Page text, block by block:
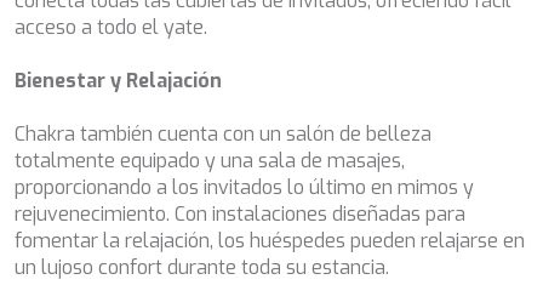
acceso a todo el yate.
Bienestar y Relajación
Chakra también cuenta con un salón de belleza
totalmente equipado y una sala de masajes,
proporcionando a los invitados lo último en mimos y
rejuvenecimiento. Con instalaciones diseñadas para
fomentar la relajación, los huéspedes pueden relajarse en
un lujoso confort durante toda su estancia.
DE LISLE III
DELTA ONE
DHAMMA II
DIVINE
DOLCE VITA
DOLCE VITA IV
DONNA DEL MARE
E-MOTION